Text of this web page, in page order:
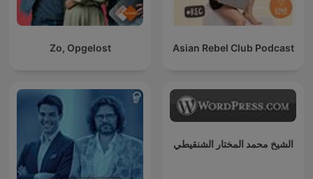
Zo, Opgelost Asian Rebel Club Podcast
الشيخ محمد المختار الشنقيطي